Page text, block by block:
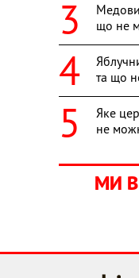
що не
та що
Яке
не
МИ